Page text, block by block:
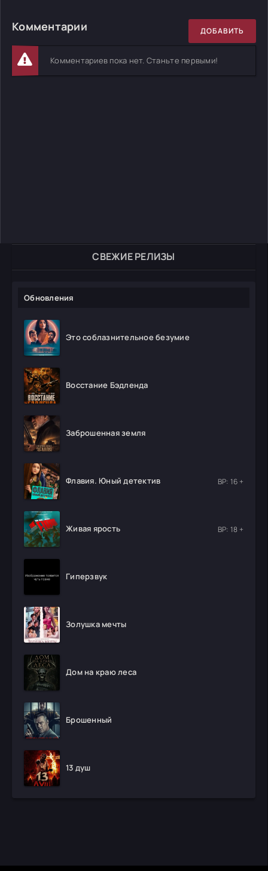
СВЕЖИЕ РЕЛИЗЫ
Обновления
Это соблазнительное безумие
Восстание Бэдленда
Заброшенная земля
Флавия. Юный детектив ВР: 16 +
Живая ярость ВР: 18 +
Гиперзвук
Золушка мечты
Дом на краю леса
Брошенный
13 душ
Комментарии ДОБАВИТЬ
Комментариев пока нет. Станьте первыми!